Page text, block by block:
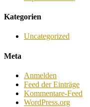
Kategorien
Uncategorized
Meta
Anmelden
Feed der Einträge
Kommentare-Feed
WordPress.org